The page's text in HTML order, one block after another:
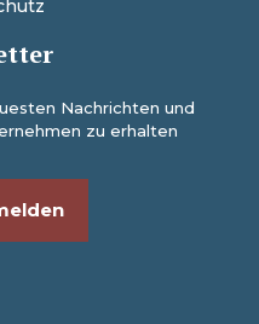
Nachrichten und
zu erhalten